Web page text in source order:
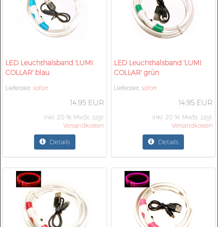
LED Leuchthalsband 'LUMI
COLLAR' blau
Lieferzeit: sofort
14,95 EUR
inkl. 20 % MwSt. zzgl.
Versandkosten
Details
LED Leuchthalsband 'LUMI
COLLAR' grün
Lieferzeit: sofort
14,95 EUR
inkl. 20 % MwSt. zzgl.
Versandkosten
Details